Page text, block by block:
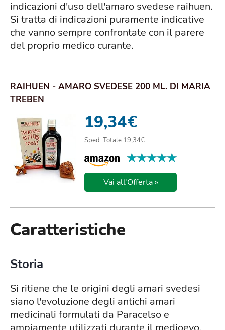
indicazioni d'uso dell'amaro svedese raihuen.
Si tratta di indicazioni puramente indicative
che vanno sempre confrontate con il parere
del proprio medico curante.
RAIHUEN - AMARO SVEDESE 200 ML. DI MARIA
TREBEN
19,34€
Sped. Totale 19,34€
★★★★★
★★★★★
Vai all'Offerta »
Caratteristiche
Storia
Si ritiene che le origini degli amari svedesi
siano l'evoluzione degli antichi amari
medicinali formulati da Paracelso e